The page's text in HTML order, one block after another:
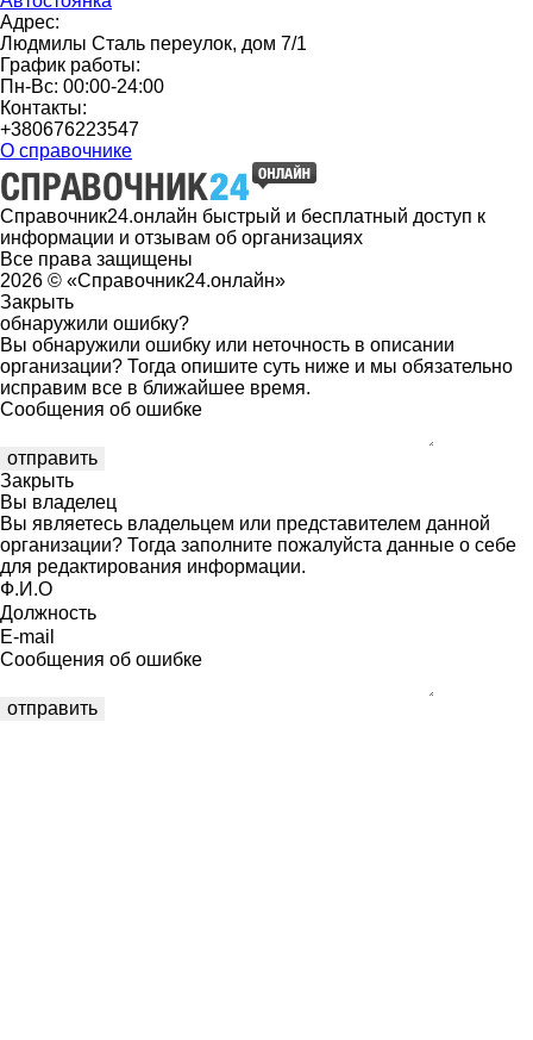
Адрес:
Людмилы Сталь переулок, дом 7/1
График работы:
Пн-Вс: 00:00-24:00
Контакты:
+380676223547
О справочнике
Справочник24.онлайн быстрый и бесплатный доступ к
информации и отзывам об организациях
Все права защищены
2026 © «Справочник24.онлайн»
Закрыть
обнаружили ошибку?
Вы обнаружили ошибку или неточность в описании
организации? Тогда опишите суть ниже и мы обязательно
исправим все в ближайшее время.
Сообщения об ошибке
Закрыть
Вы владелец
Вы являетесь владельцем или представителем данной
организации? Тогда заполните пожалуйста данные о себе
для редактирования информации.
Ф.И.О
Должность
E-mail
Сообщения об ошибке